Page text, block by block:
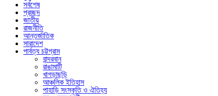
সর্বশেষ
প্রচ্ছদ
জাতীয়
রাজনীতি
আন্তর্জাতিক
সারাদেশ
পার্বত্য চট্টগ্রাম
বান্দরবান
রাঙামাটি
খাগড়াছড়ি
আঞ্চলিক ইতিহাস
পাহাড়ি সংস্কৃতি ও ঐতিহ্য